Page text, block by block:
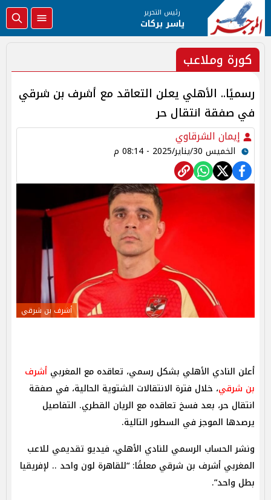
رئيس التحرير
ياسر بركات
كورة وملاعب
رسميًا.. الأهلي يعلن التعاقد مع أشرف بن شرقي
في صفقة انتقال حر
إيمان الشرقاوي
الخميس 30/يناير/2025 - 08:14 م
أشرف بن شرقي
أعلن النادي الأهلي بشكل رسمي، تعاقده مع المغربي أشرف
بن شرقي، خلال فترة الانتقالات الشتوية الحالية، في صفقة
انتقال حر، بعد فسخ تعاقده مع الريان القطري. التفاصيل
يرصدها الموجز في السطور التالية.
ونشر الحساب الرسمي للنادي الأهلي، فيديو تقديمي للاعب
المغربي أشرف بن شرقي معلقًا: “للقاهرة لون واحد .. لإفريقيا
بطل واحد”.